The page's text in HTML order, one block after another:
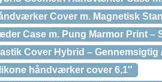
Cover m. Magnetisk
Case m. Pung Marmor Print –
Cover Hybrid – Gennemsigtig
håndværker cover 6,1″